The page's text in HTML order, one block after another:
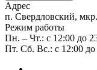
Адрес
п. Свердловский,
Режим работы
Пн. – Чт.: с 12:00 до
Пт. Сб. Вс.: с 12:00 до